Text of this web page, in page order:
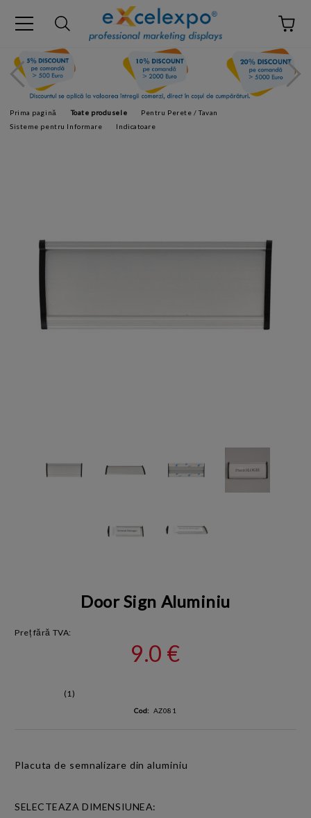
Prima pagină Toate produsele
Pentru Perete / Tavan
Sisteme pentru Informare
Indicatoare
Door Sign Aluminiu
Preț fără TVA:
9.0 €
(1)
Cod: AZ081
Placuta de semnalizare din aluminiu
SELECTEAZA DIMENSIUNEA: